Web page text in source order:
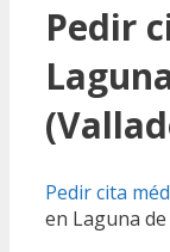
Pedir
Pedir cita
en Laguna